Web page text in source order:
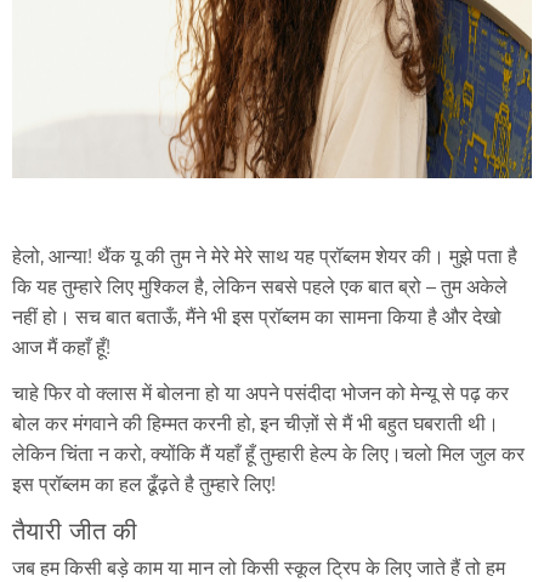
हेलो, आन्या! थैंक यू की तुम ने मेरे मेरे साथ यह प्रॉब्लम शेयर की। मुझे पता है
कि यह तुम्हारे लिए मुश्किल है, लेकिन सबसे पहले एक बात ब्रो – तुम अकेले
नहीं हो। सच बात बताऊँ, मैंने भी इस प्रॉब्लम का सामना किया है और देखो
आज मैं कहाँ हूँ!
चाहे फिर वो क्लास में बोलना हो या अपने पसंदीदा भोजन को मेन्यू से पढ़ कर
बोल कर मंगवाने की हिम्मत करनी हो, इन चीज़ों से मैं भी बहुत घबराती थी।
लेकिन चिंता न करो, क्योंकि मैं यहाँ हूँ तुम्हारी हेल्प के लिए।चलो मिल जुल कर
इस प्रॉब्लम का हल ढूँढ़ते है तुम्हारे लिए!
तैयारी जीत की
जब हम किसी बड़े काम या मान लो किसी स्कूल ट्रिप के लिए जाते हैं तो हम